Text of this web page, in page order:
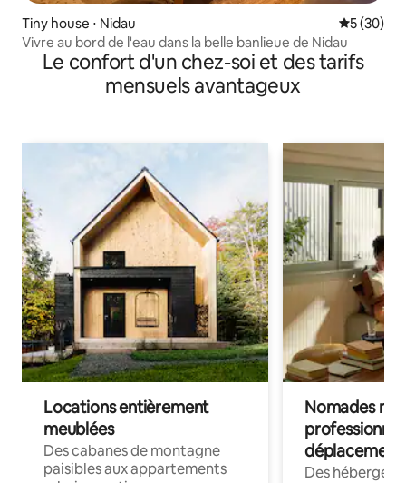
Tiny house ⋅ Nidau
5 (30)
Vivre au bord de l'eau dans la belle banlieue de Nidau
Le confort d'un chez-soi et des tarifs
mensuels avantageux
Locations entièrement
meublées
Des cabanes de montagne
paisibles aux appartements
Nomades
déplacement
Des